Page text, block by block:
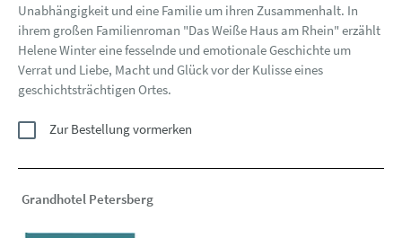
Unabhängigkeit und eine Familie um ihren Zusammenhalt. In
ihrem großen Familienroman "Das Weiße Haus am Rhein" erzählt
Helene Winter eine fesselnde und emotionale Geschichte um
Verrat und Liebe, Macht und Glück vor der Kulisse eines
geschichtsträchtigen Ortes.
Zur Bestellung vormerken
Grandhotel Petersberg